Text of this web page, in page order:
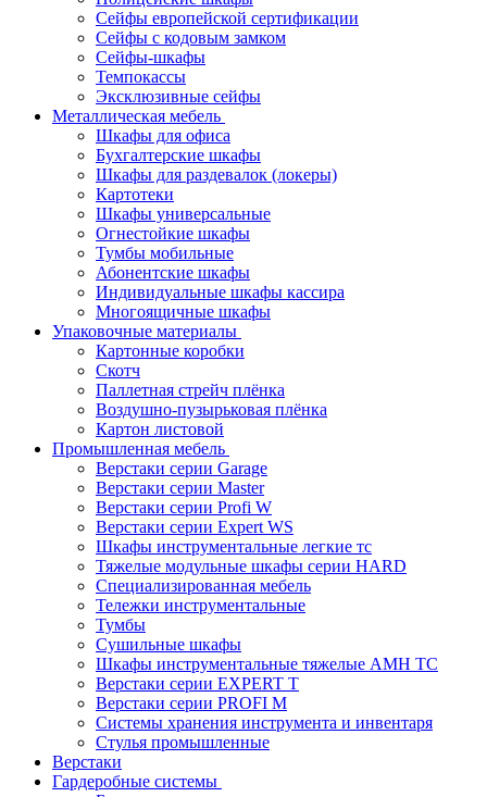
Сейфы европейской сертификации
Сейфы с кодовым замком
Сейфы-шкафы
Темпокассы
Эксклюзивные сейфы
Металлическая мебель
Шкафы для офиса
Бухгалтерские шкафы
Шкафы для раздевалок (локеры)
Картотеки
Шкафы универсальные
Огнестойкие шкафы
Тумбы мобильные
Абонентские шкафы
Индивидуальные шкафы кассира
Многоящичные шкафы
Упаковочные материалы
Картонные коробки
Скотч
Паллетная стрейч плёнка
Воздушно-пузырьковая плёнка
Картон листовой
Промышленная мебель
Верстаки серии Garage
Верстаки серии Master
Верстаки серии Profi W
Верстаки серии Expert WS
Шкафы инструментальные легкие тс
Тяжелые модульные шкафы серии HARD
Cпециализированная мебель
Тележки инструментальные
Тумбы
Cушильные шкафы
Шкафы инструментальные тяжелые AMH TC
Верстаки серии EXPERT T
Верстаки серии PROFI M
Системы хранения инструмента и инвентаря
Стулья промышленные
Верстаки
Гардеробные системы